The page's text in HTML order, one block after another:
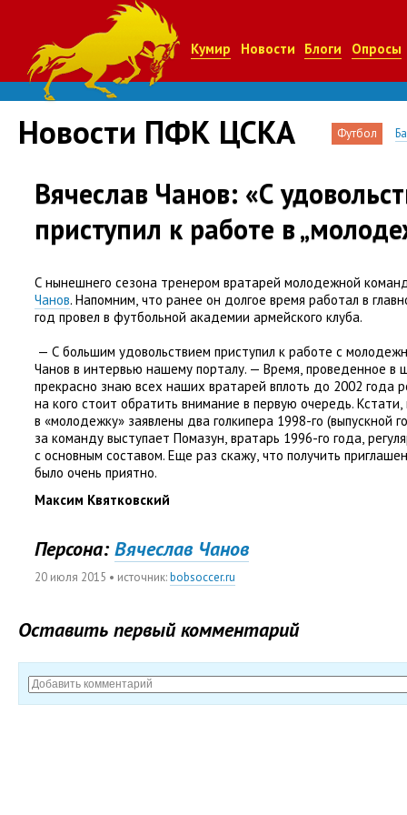
Кумир Новости Блоги Опросы
Новости ПФК ЦСКА Футбол
Вячеслав Чанов: «С
приступил к работе в
С нынешнего сезона тренером вратарей молодежной
Чанов. Напомним, что ранее он долгое время работал в
год провел в футбольной академии армейского клуба.
— С большим удовольствием приступил к работе с
Чанов в интервью нашему порталу. — Время, проведенное в
прекрасно знаю всех наших вратарей вплоть до 2002 года
на кого стоит обратить внимание в первую очередь. Кстати,
в «молодежку» заявлены два голкипера 1998-го (выпускной
за команду выступает Помазун, вратарь 1996-го года,
с основным составом. Еще раз скажу, что получить
было очень приятно.
Максим Квятковский
Персона: Вячеслав Чанов
20 июля 2015 • источник:bobsoccer.ru
Оставить первый комментарий